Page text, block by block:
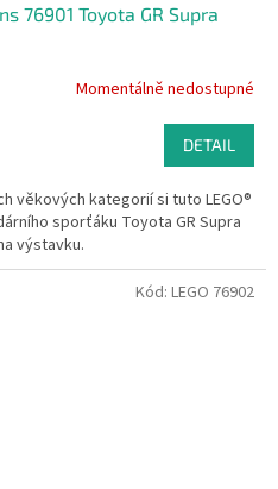
76901 Toyota GR Supra
Momentálně nedostupné
DETAIL
věkových kategorií si tuto LEGO®
sporťáku Toyota GR Supra
výstavku.
Kód: LEGO 76902